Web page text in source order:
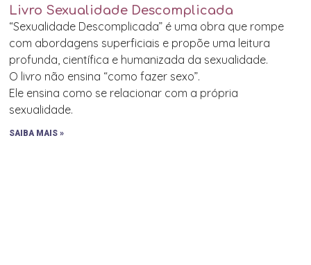
Livro Sexualidade Descomplicada
“Sexualidade Descomplicada” é uma obra que rompe
com abordagens superficiais e propõe uma leitura
profunda, científica e humanizada da sexualidade.
O livro não ensina “como fazer sexo”.
Ele ensina como se relacionar com a própria
sexualidade.
SAIBA MAIS »